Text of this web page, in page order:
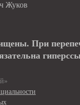
Жуков
При